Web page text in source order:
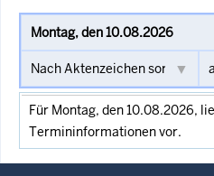
Für Montag, den 10.08.2026,
Termininformationen vor.